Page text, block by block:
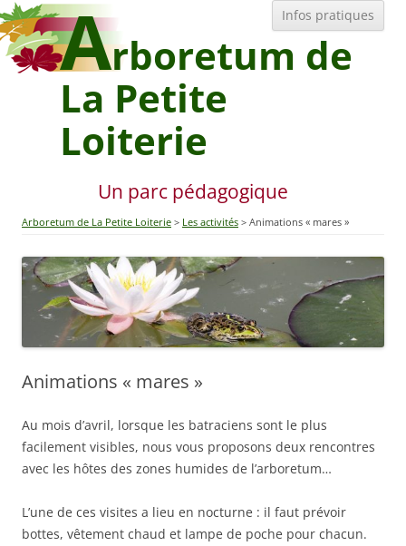
Infos pratiques
Arboretum de
La Petite
Loiterie
Un parc pédagogique
Arboretum de La Petite Loiterie Les activités Animations « mares »
Animations « mares »
Au mois d’avril, lorsque les batraciens sont le plus
facilement visibles, nous vous proposons deux rencontres
avec les hôtes des zones humides de l’arboretum…
L’une de ces visites a lieu en nocturne : il faut prévoir
bottes, vêtement chaud et lampe de poche pour chacun.